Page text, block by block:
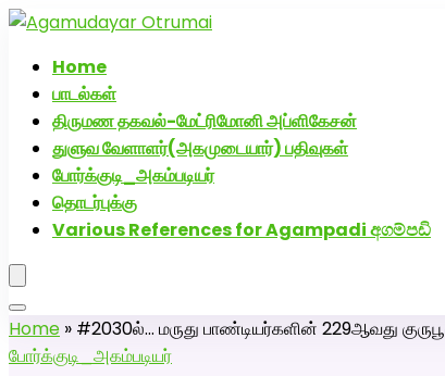
Home
பாடல்கள்
திருமண தகவல்-மேட்ரிமோனி அப்ளிகேசன்
துளுவ வேளாளர்(அகமுடையார்) பதிவுகள்
போர்க்குடி_அகம்படியர்
தொடர்புக்கு
Various References for Agampadi අගම්පඩි
Home » #2030ல்… மருது பாண்டியர்களின் 229ஆவது
போர்க்குடி_அகம்படியர்
அகமுடையார் திருமண வரன்களுக்கு